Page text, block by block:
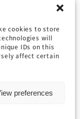
cookies to store
will
IDs on this
affect certain
preferences
お問い合わせ
Facebook
Instagram